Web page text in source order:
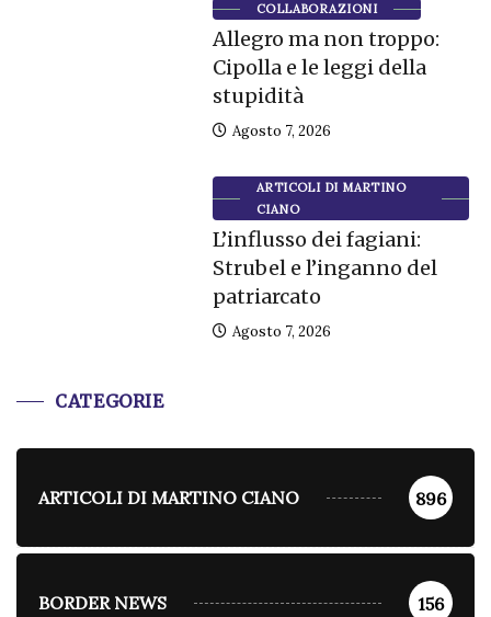
COLLABORAZIONI
Allegro ma non troppo:
Cipolla e le leggi della
stupidità
Agosto 7, 2026
ARTICOLI DI MARTINO
CIANO
L’influsso dei fagiani:
Strubel e l’inganno del
patriarcato
Agosto 7, 2026
CATEGORIE
ARTICOLI DI MARTINO CIANO 896
BORDER NEWS 156